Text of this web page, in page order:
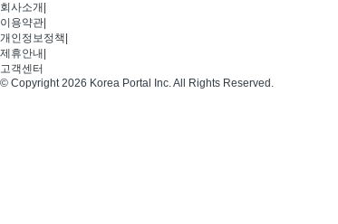
회사소개
이용약관
개인정보정책
제휴안내
고객센터
© Copyright 2026 Korea Portal Inc. All Rights Reserved.